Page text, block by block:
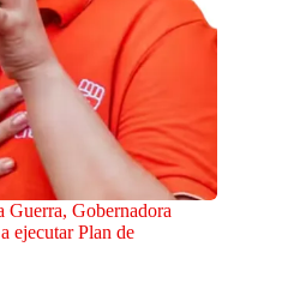
Guerra, Gobernadora
ejecutar Plan de